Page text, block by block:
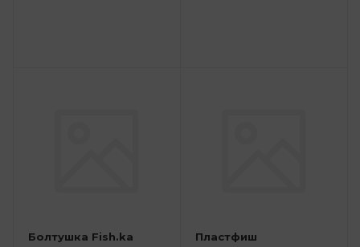
Болтушка Fish.ka
Пластфиш